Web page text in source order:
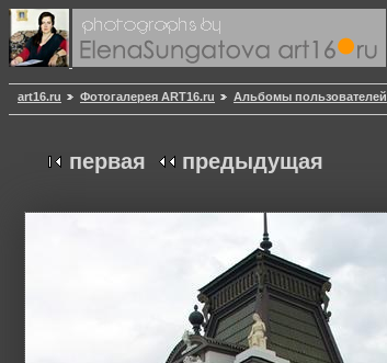
art16.ru Фотогалерея ART16.ru Альбомы пользователей
первая предыдущая